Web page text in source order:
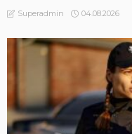
Superadmin 04.08.2026